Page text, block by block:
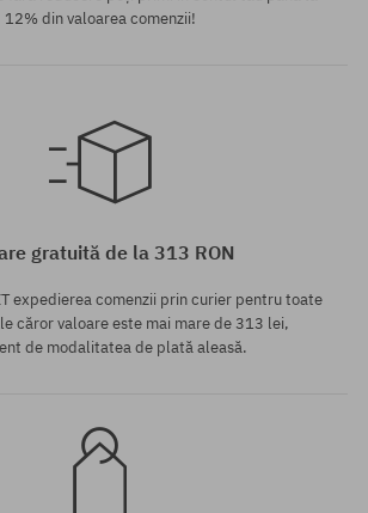
12% din valoarea comenzii!
gratuită de la 313 RON
expedierea comenzii prin curier pentru toate
căror valoare este mai mare de 313 lei,
de modalitatea de plată aleasă.